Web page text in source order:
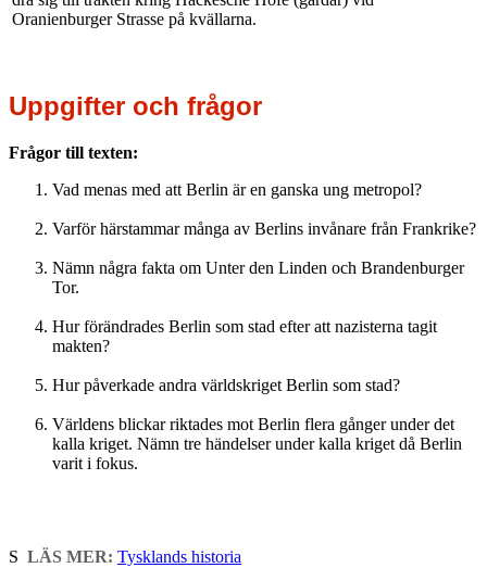
Oranienburger Strasse på kvällarna.
Uppgifter och frågor
Frågor till texten:
Vad menas med att Berlin är en ganska ung metropol?
Varför härstammar många av Berlins invånare från Frankrike?
Nämn några fakta om Unter den Linden och Brandenburger
Tor.
Hur förändrades Berlin som stad efter att nazisterna tagit
makten?
Hur påverkade andra världskriget Berlin som stad?
Världens blickar riktades mot Berlin flera gånger under det
kalla kriget. Nämn tre händelser under kalla kriget då Berlin
varit i fokus.
S LÄS MER: Tysklands historia